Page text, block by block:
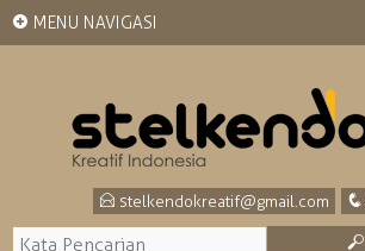
+ MENU NAVIGASI
q
E stelkendokreatif@gmail.com
M